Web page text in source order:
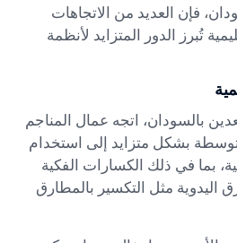
فإن العديد من الاتجاهات
تُبرز الدور المتزايد لأنظمة
بالسودان، اتجه عمال المناجم
بشكل متزايد إلى استخدام
بما في ذلك الكسارات الفكية
اليدوية مثل التكسير بالمطارق